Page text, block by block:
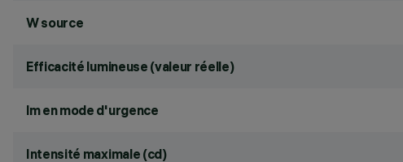
W source
Efficacité lumineuse (valeur réelle)
lm en mode d'urgence
Intensité maximale (cd)